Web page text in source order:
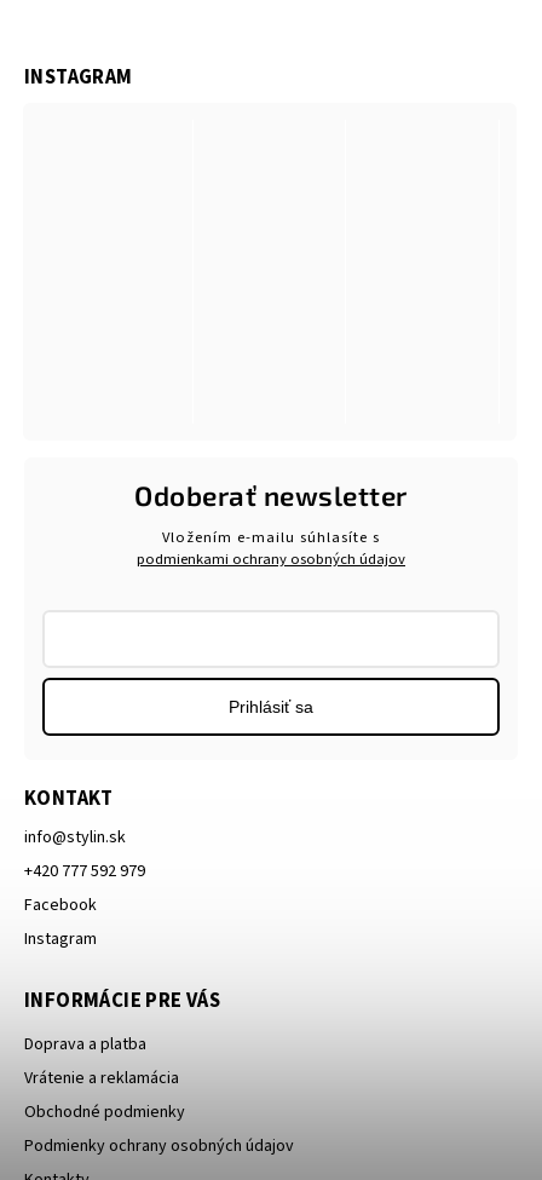
KONTAKT
info@stylin.sk
+420 777 592 979
Facebook
Instagram
INFORMÁCIE PRE VÁS
Doprava a platba
Vrátenie a reklamácia
Obchodné podmienky
Podmienky ochrany osobných údajov
INSTAGRAM
Odoberať newsletter
Vložením e-mailu súhlasíte s
podmienkami ochrany osobných údajov
Prihlásiť sa